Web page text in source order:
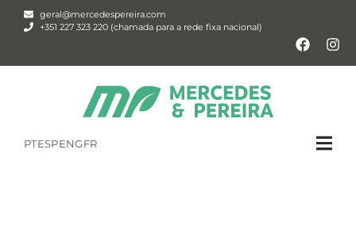
geral@mercedespereira.com
+351 227 323 220 (chamada para a rede fixa nacional)
PTESPENGFR